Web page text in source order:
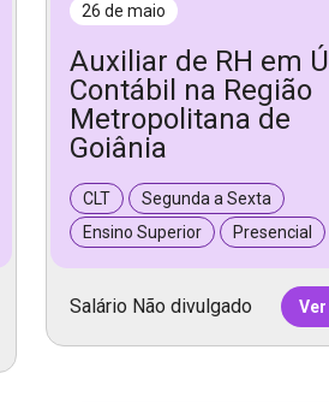
26 de maio
Auxiliar de RH em
Contábil na Região
Metropolitana de
Goiânia
CLT
Segunda a Sexta
Ensino Superior
Presencial
Salário Não divulgado Ver